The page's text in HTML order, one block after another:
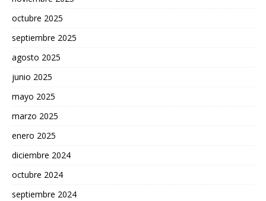
octubre 2025
septiembre 2025
agosto 2025
junio 2025
mayo 2025
marzo 2025
enero 2025
diciembre 2024
octubre 2024
septiembre 2024